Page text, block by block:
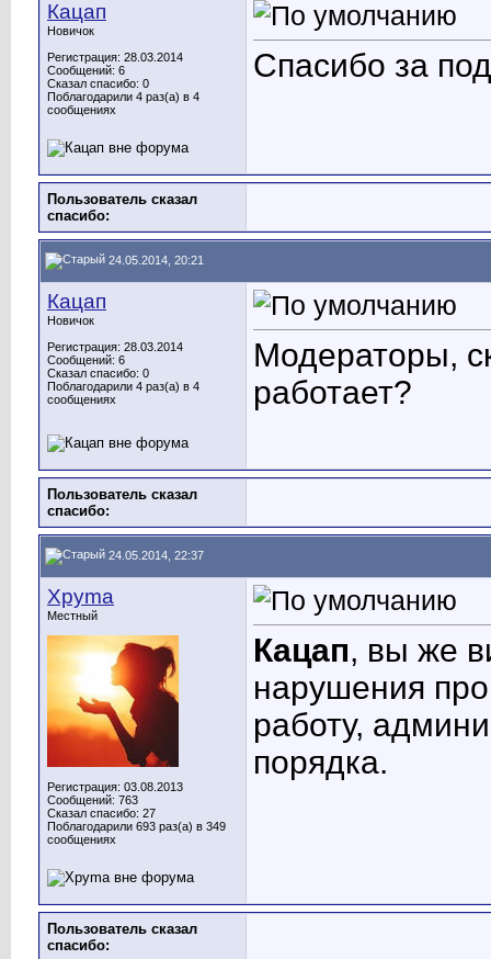
Кацап
Новичок
Регистрация: 28.03.2014
Сообщений: 6
Сказал спасибо: 0
Поблагодарили 4 раз(а) в 4
сообщениях
Спасибо за
Пользователь сказал
cпасибо:
24.05.2014, 20:21
Кацап
Новичок
Регистрация: 28.03.2014
Сообщений: 6
Сказал спасибо: 0
Поблагодарили 4 раз(а) в 4
сообщениях
Модераторы,
работает?
Пользователь сказал
cпасибо:
24.05.2014, 22:37
Xpyma
Местный
Регистрация: 03.08.2013
Сообщений: 763
Сказал спасибо: 27
Поблагодарили 693 раз(а) в 349
сообщениях
Кацап, вы же
нарушения
работу,
порядка.
Пользователь сказал
cпасибо: